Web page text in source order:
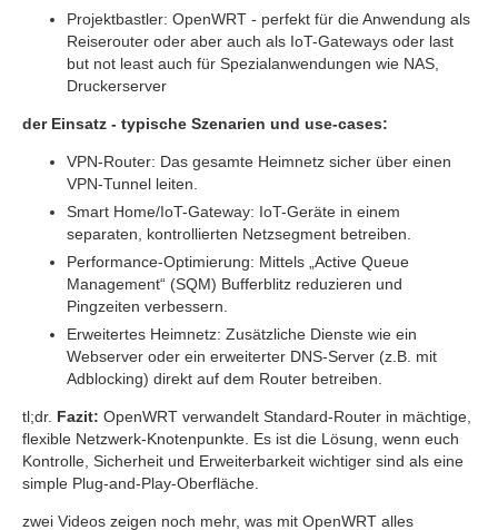
Projektbastler: OpenWRT - perfekt für die Anwendung als
Reiserouter oder aber auch als IoT-Gateways oder last
but not least auch für Spezialanwendungen wie NAS,
Druckerserver
der Einsatz - typische Szenarien und use-cases:
VPN-Router: Das gesamte Heimnetz sicher über einen
VPN-Tunnel leiten.
Smart Home/IoT-Gateway: IoT-Geräte in einem
separaten, kontrollierten Netzsegment betreiben.
Performance-Optimierung: Mittels „Active Queue
Management“ (SQM) Bufferblitz reduzieren und
Pingzeiten verbessern.
Erweitertes Heimnetz: Zusätzliche Dienste wie ein
Webserver oder ein erweiterter DNS-Server (z.B. mit
Adblocking) direkt auf dem Router betreiben.
tl;dr. Fazit: OpenWRT verwandelt Standard-Router in mächtige,
flexible Netzwerk-Knotenpunkte. Es ist die Lösung, wenn euch
Kontrolle, Sicherheit und Erweiterbarkeit wichtiger sind als eine
simple Plug-and-Play-Oberfläche.
zwei Videos zeigen noch mehr, was mit OpenWRT alles